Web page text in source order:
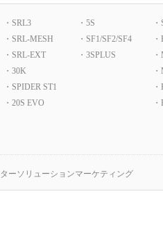
・SRL3
・SRL-MESH
・SRL-EXT
・30K
・SPIDER ST1
・20S EVO
・5S
・SF1/SF2/SF4
・3SPLUS
ーソリューションマーケティング